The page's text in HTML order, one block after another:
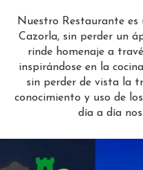
Nuestro Restaurante
Cazorla, sin perder un
rinde homenaje a
inspirándose en la
sin perder de vista la
conocimiento y uso de
día a día